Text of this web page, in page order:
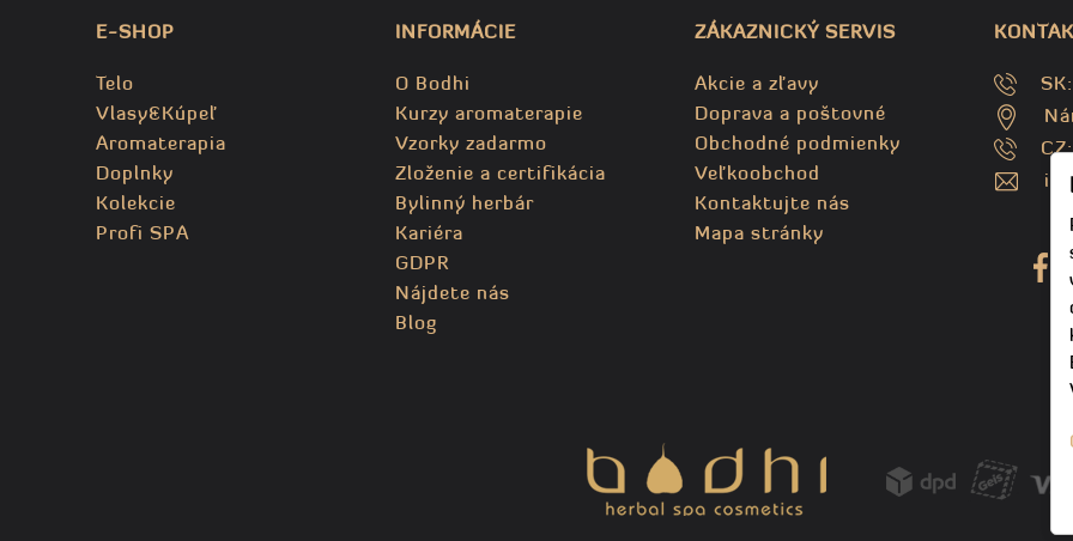
E-SHOP
Telo
Vlasy&Kúpeľ
Aromaterapia
Doplnky
Kolekcie
Profi SPA
INFORMÁCIE
O Bodhi
Kurzy aromaterapie
Vzorky zadarmo
Zloženie a certifikácia
Bylinný herbár
Kariéra
GDPR
Nájdete nás
Blog
ZÁKAZNICKÝ SERVIS
Akcie a zľavy
Doprava a poštovné
Obchodné podmienky
Veľkoobchod
Kontaktujte nás
Mapa stránky